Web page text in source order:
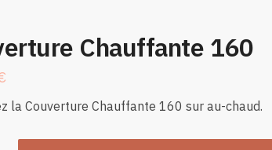
Chauffante 160
la Couverture Chauffante 160 sur au-chaud.